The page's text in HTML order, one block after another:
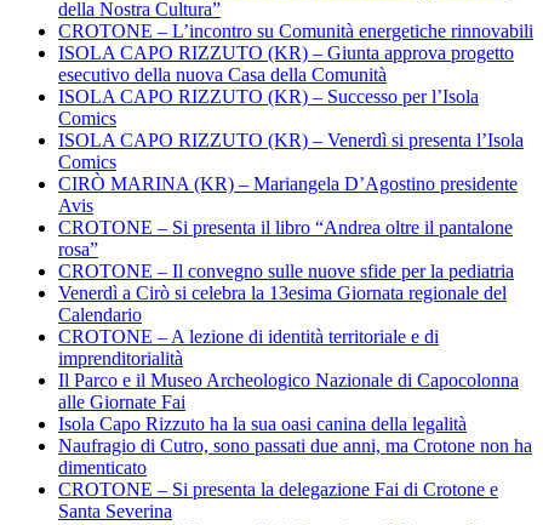
della Nostra Cultura”
CROTONE – L’incontro su Comunità energetiche rinnovabili
ISOLA CAPO RIZZUTO (KR) – Giunta approva progetto
esecutivo della nuova Casa della Comunità
ISOLA CAPO RIZZUTO (KR) – Successo per l’Isola
Comics
ISOLA CAPO RIZZUTO (KR) – Venerdì si presenta l’Isola
Comics
CIRÒ MARINA (KR) – Mariangela D’Agostino presidente
Avis
CROTONE – Si presenta il libro “Andrea oltre il pantalone
rosa”
CROTONE – Il convegno sulle nuove sfide per la pediatria
Venerdì a Cirò si celebra la 13esima Giornata regionale del
Calendario
CROTONE – A lezione di identità territoriale e di
imprenditorialità
Il Parco e il Museo Archeologico Nazionale di Capocolonna
alle Giornate Fai
Isola Capo Rizzuto ha la sua oasi canina della legalità
Naufragio di Cutro, sono passati due anni, ma Crotone non ha
dimenticato
CROTONE – Si presenta la delegazione Fai di Crotone e
Santa Severina